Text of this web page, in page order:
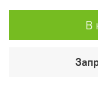
В